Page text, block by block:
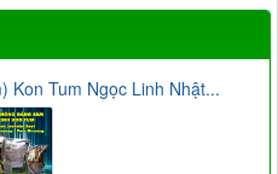
Kon Tum Ngọc Linh Nhật...